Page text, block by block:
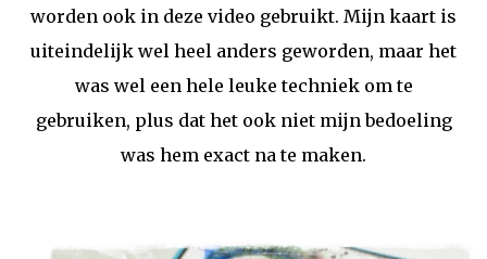
worden ook in deze video gebruikt. Mijn kaart is
uiteindelijk wel heel anders geworden, maar het
was wel een hele leuke techniek om te
gebruiken, plus dat het ook niet mijn bedoeling
was hem exact na te maken.